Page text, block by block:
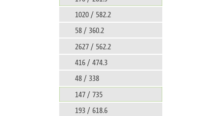
1020 / 582.2
58 / 360.2
2627 / 562.2
416 / 474.3
48 / 338
147 / 735
193 / 618.6